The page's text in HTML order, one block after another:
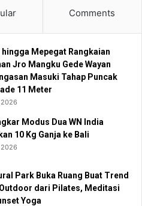
Comments
hingga Mepegat Rangkaian
Jro Mangku Gede Wayan
Masuki Tahap Puncak
11 Meter
Modus Dua WN India
10 Kg Ganja ke Bali
Park Buka Ruang Buat Trend
dari Pilates, Meditasi
Yoga